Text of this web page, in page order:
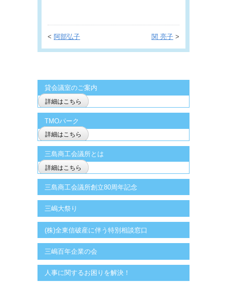
< 阿部弘子 関 亮子>
貸会議室のご案内
詳細はこちら
TMOパーク
詳細はこちら
三島商工会議所とは
詳細はこちら
三島商工会議所創立80周年記念
三嶋大祭り
(株)全東信破産に伴う特別相談窓口
三嶋百年企業の会
人事に関するお困りを解決！